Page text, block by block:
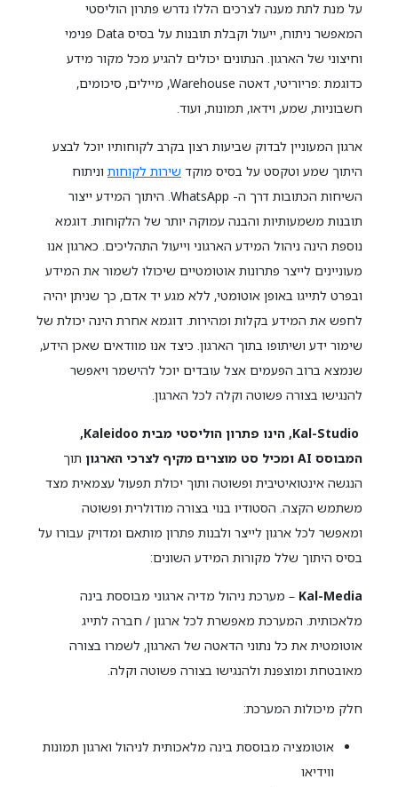
על מנת לתת מענה לצרכים הללו נדרש פתרון הוליסטי
המאפשר ניתוח, ייעול וקבלת תובנות על בסיס Data פנימי
וחיצוני של הארגון. הנתונים יכולים להגיע מכל מקור מידע
כדוגמת :פריוריטי, דאטה Warehouse, מיילים, סיכומים,
חשבוניות, שמע, וידאו, תמונות, ועוד.
ארגון המעוניין לבדוק שביעות רצון בקרב לקוחותיו יוכל לבצע
היתוך שמע וטקסט על בסיס מוקד שירות לקוחות וניתוח
השיחות הכתובות דרך ה- WhatsApp. היתוך המידע ייצור
תובנות משמעותיות והבנה עמוקה יותר של הלקוחות. דוגמא
נוספת הינה ניהול המידע הארגוני וייעול התהליכים. כארגון אנו
מעוניינים לייצר פתרונות אוטומטיים שיכולו לשמור את המידע
ובפרט לתייגו באופן אוטומטי, ללא מגע יד אדם, כך שניתן יהיה
לחפש את המידע בקלות ומהירות. דוגמא אחרת הינה יכולת של
שימור ידע ושיתופו בתוך הארגון. כיצד אנו מוודאים שאכן הידע,
שנמצא ברוב הפעמים אצל עובדים יוכל להישמר ויאפשר
להנגישו בצורה פשוטה וקלה לכל הארגון.
Kal-Studio, הינו פתרון הוליסטי מבית Kaleidoo,
המבוסס AI ומכיל סט מוצרים מקיף לצרכי הארגון
תוך
הנגשה אינטואיטיבית ופשוטה ותוך יכולת תפעול עצמאית מצד
משתמש הקצה. הסטודיו בנוי בצורה מודולרית ופשוטה
ומאפשר לכל ארגון לייצר ולבנות פתרון מותאם ומדויק עבורו על
בסיס היתוך שלל מקורות המידע השונים:
Kal-Media – מערכת ניהול מדיה ארגוני מבוססת בינה
מלאכותית. המערכת מאפשרת לכל ארגון / חברה לתייג
אוטומטית את כל נתוני הדאטה של הארגון, לשמרו בצורה
מאובטחת ומוצפנת ולהנגישו בצורה פשוטה וקלה.
חלק מיכולות המערכת:
אוטומציה מבוססת בינה מלאכותית לניהול וארגון תמונות
ווידיאו